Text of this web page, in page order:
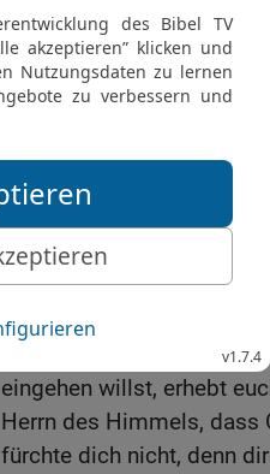
sie begraben könnte.
16 Der Engel sprach zu
Vaters, der dir gebot,
nehmen? Und nun hör
wegen dieses bösen
sie dir diese Nacht zur
Wenn du in das
Leber des Fisches und
Kohlen. Der Geruch wird
18
und der böse Geist
mehr bei ihr erscheinen
eingehen willst, erhebt
Herrn des Himmels, dass
fürchte dich nicht, denn